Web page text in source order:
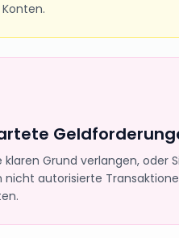
klaren Grund verlangen, oder
nicht autorisierte